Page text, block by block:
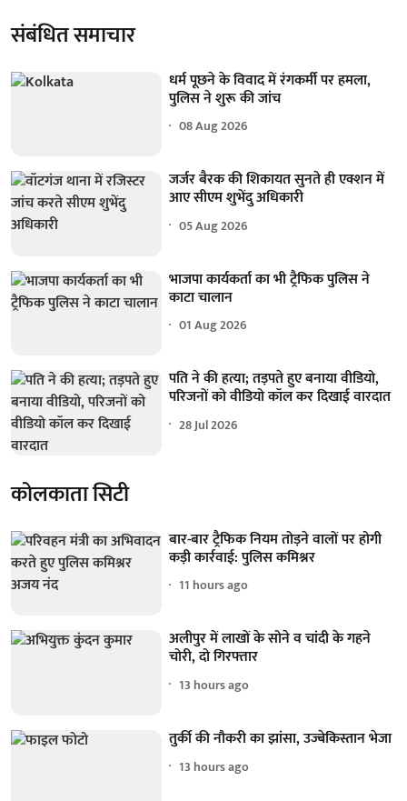
संबंधित समाचार
धर्म पूछने के विवाद में रंगकर्मी पर हमला,
पुलिस ने शुरू की जांच
08 Aug 2026
जर्जर बैरक की शिकायत सुनते ही एक्शन में
आए सीएम शुभेंदु अधिकारी
05 Aug 2026
भाजपा कार्यकर्ता का भी ट्रैफिक पुलिस ने
काटा चालान
01 Aug 2026
पति ने की हत्या; तड़पते हुए बनाया वीडियो,
परिजनों को वीडियो कॉल कर दिखाई वारदात
28 Jul 2026
कोलकाता सिटी
बार-बार ट्रैफिक नियम तोड़ने वालों पर होगी
कड़ी कार्रवाई: पुलिस कमिश्नर
11 hours ago
अलीपुर में लाखों के सोने व चांदी के गहने
चोरी, दो गिरफ्तार
13 hours ago
तुर्की की नौकरी का झांसा, उज्बेकिस्तान भेजा
13 hours ago